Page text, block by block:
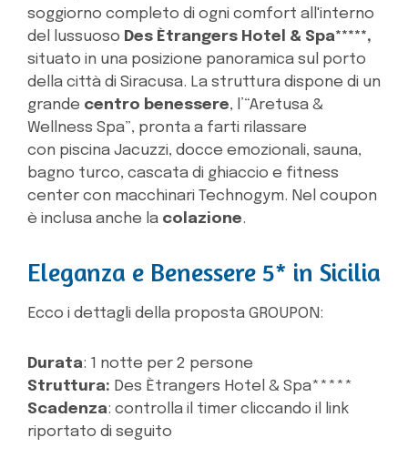
soggiorno completo di ogni comfort all'interno
del lussuoso Des Ètrangers Hotel & Spa*****,
situato in una posizione panoramica sul porto
della città di Siracusa. La struttura dispone di un
grande centro benessere, l’“Aretusa &
Wellness Spa”, pronta a farti rilassare
con piscina Jacuzzi, docce emozionali, sauna,
bagno turco, cascata di ghiaccio e fitness
center con macchinari Technogym. Nel coupon
è inclusa anche la colazione.
Eleganza e Benessere 5* in Sicilia
Ecco i dettagli della proposta GROUPON:
Durata: 1 notte per 2 persone
Struttura: Des Ètrangers Hotel & Spa*****
Scadenza: controlla il timer cliccando il link
riportato di seguito